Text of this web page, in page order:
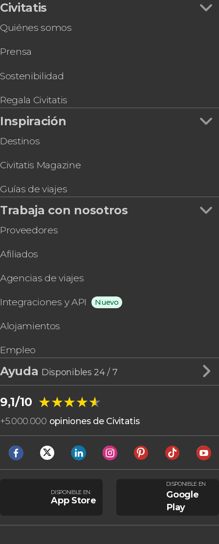
Civitatis
Quiénes somos
Prensa
Sostenibilidad
Regala Civitatis
Inspiración
Destinos
Civitatis Magazine
Guías de viajes
Trabaja con nosotros
Proveedores
Afiliados
Agencias de viajes
Integraciones y API Nuevo
Alojamientos
Empleo
Ayuda Disponibles 24 / 7
9,1/10 ★★★★★
★★★★★
+5.000.000 opiniones de Civitatis
DISPONIBLE EN
App Store
DISPONIBLE EN
Google
Play